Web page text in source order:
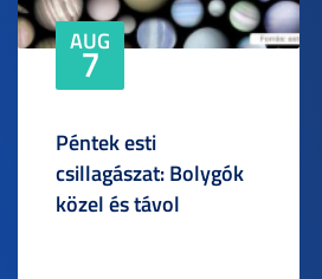
AUG
7
Péntek esti
csillagászat: Bolygók
közel és távol